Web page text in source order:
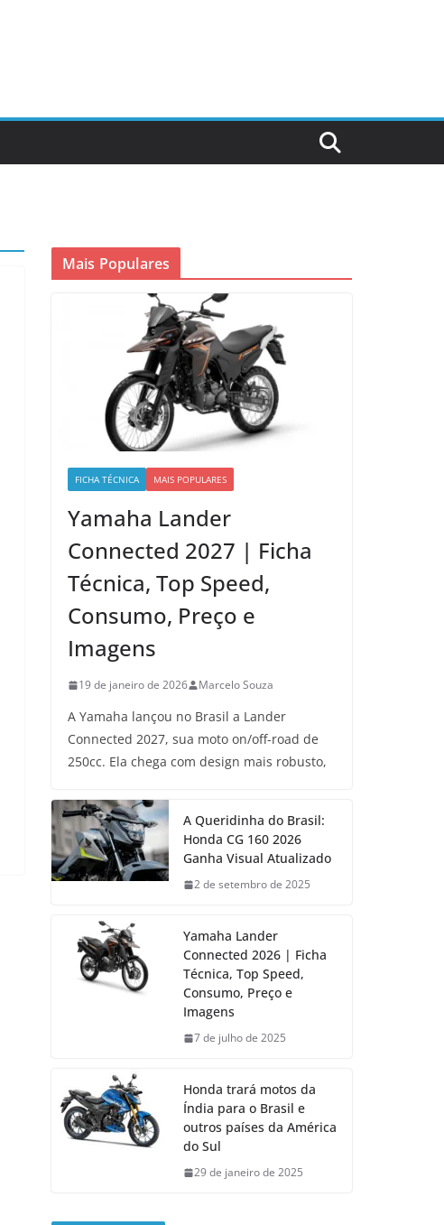
Mais Populares
FICHA TÉCNICA MAIS POPULARES
Yamaha Lander
Connected 2027 | Ficha
Técnica, Top Speed,
Consumo, Preço e
Imagens
19 de janeiro de 2026 Marcelo Souza
A Yamaha lançou no Brasil a Lander
Connected 2027, sua moto on/off-road de
250cc. Ela chega com design mais robusto,
A Queridinha do Brasil:
Honda CG 160 2026
Ganha Visual Atualizado
2 de setembro de 2025
Yamaha Lander
Connected 2026 | Ficha
Técnica, Top Speed,
Consumo, Preço e
Imagens
7 de julho de 2025
Honda trará motos da
Índia para o Brasil e
outros países da América
do Sul
29 de janeiro de 2025